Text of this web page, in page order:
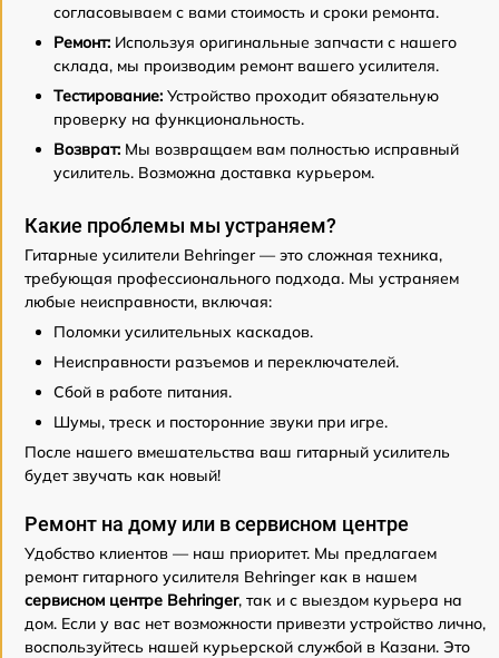
согласовываем с вами стоимость и сроки ремонта.
Ремонт: Используя оригинальные запчасти с нашего
склада, мы производим ремонт вашего усилителя.
Тестирование: Устройство проходит обязательную
проверку на функциональность.
Возврат: Мы возвращаем вам полностью исправный
усилитель. Возможна доставка курьером.
Какие проблемы мы устраняем?
Гитарные усилители Behringer — это сложная техника,
требующая профессионального подхода. Мы устраняем
любые неисправности, включая:
Поломки усилительных каскадов.
Неисправности разъемов и переключателей.
Сбой в работе питания.
Шумы, треск и посторонние звуки при игре.
После нашего вмешательства ваш гитарный усилитель
будет звучать как новый!
Ремонт на дому или в сервисном центре
Удобство клиентов — наш приоритет. Мы предлагаем
ремонт гитарного усилителя Behringer как в нашем
сервисном центре Behringer, так и с выездом курьера на
дом. Если у вас нет возможности привезти устройство лично,
воспользуйтесь нашей курьерской службой в Казани. Это